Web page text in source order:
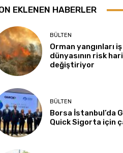
EKLENEN HABERLER
BÜLTEN
Orman yangınları iş
dünyasının risk
değiştiriyor
BÜLTEN
Borsa İstanbul’da
Quick Sigorta için